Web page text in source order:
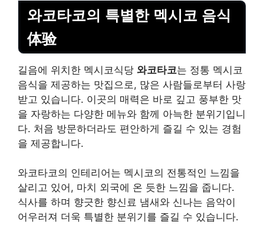
와코타코의 특별한 멕시코 음식
体验
길음에 위치한 멕시코식당 와코타코는 정통 멕시코
음식을 제공하는 맛집으로, 많은 사람들로부터 사랑
받고 있습니다. 이곳의 매력은 바로 깊고 풍부한 맛
을 자랑하는 다양한 메뉴와 함께 아늑한 분위기입니
다. 처음 방문하더라도 편안하게 즐길 수 있는 경험
을 제공합니다.
와코타코의 인테리어는 멕시코의 전통적인 느낌을
살리고 있어, 마치 외국에 온 듯한 느낌을 줍니다.
식사를 하며 향긋한 향신료 냄새와 신나는 음악이
어우러져 더욱 특별한 분위기를 즐길 수 있습니다.